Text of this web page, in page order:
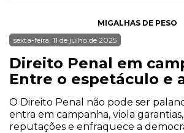
MIGALHAS DE PESO
sexta-feira, 11 de julho de 2025
Direito Penal em
Entre o espetáculo e
O Direito Penal não pode ser
entra em campanha, viola
reputações e enfraquece a